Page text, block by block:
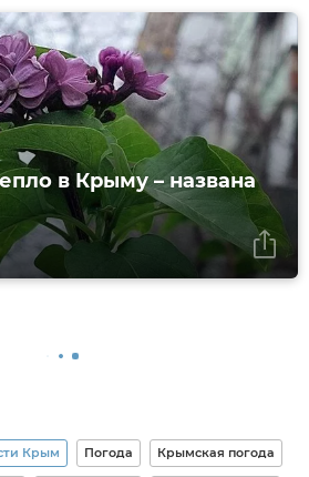
в Крыму – названа
Крым Погода Крымская погода